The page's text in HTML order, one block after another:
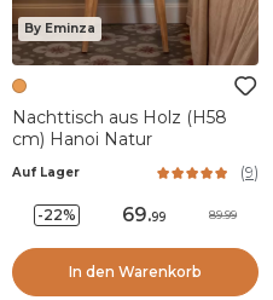
By Eminza
Nachttisch aus Holz (H58
cm) Hanoi Natur
Auf Lager (9)
-22% 69.99 89.99
In den Warenkorb